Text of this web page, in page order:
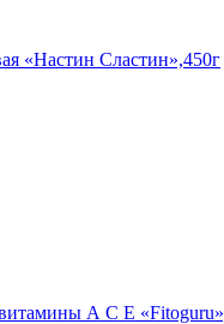
«Настин Сластин»,450г
А С Е